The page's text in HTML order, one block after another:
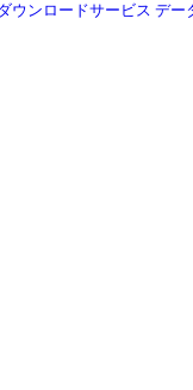
ウンロードサービス デー